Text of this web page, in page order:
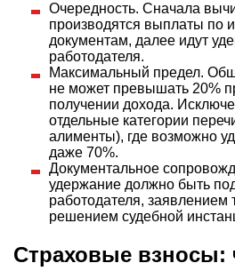
Очередность. Сначала
производятся выплаты по
документам, далее идут
работодателя.
Максимальный предел.
не может превышать 20%
получении дохода.
отдельные категории
алименты), где возможно
даже 70%.
Документальное
удержание должно быть
работодателя, заявлением
решением судебной
Страховые взносы: